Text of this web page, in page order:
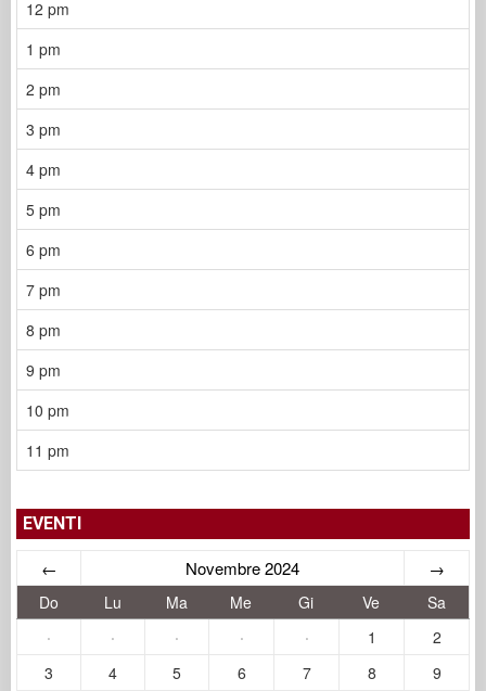
12 pm
1 pm
2 pm
3 pm
4 pm
5 pm
6 pm
7 pm
8 pm
9 pm
10 pm
11 pm
EVENTI
← Novembre 2024 →
Do Lu Ma Me Gi Ve
Sa
·
· · · · 1
2
3
4 5 6 7 8 9